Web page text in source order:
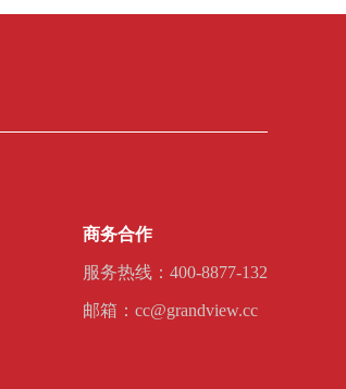
商务合作
服务热线：400-8877-132
邮箱：cc@grandview.cc